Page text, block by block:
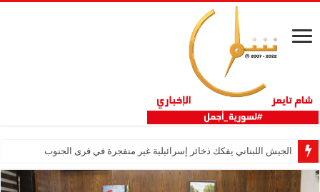
الجيش اللبناني يفكك ذخائر إسرائيلية غير منفجرة في قرى الجنوب